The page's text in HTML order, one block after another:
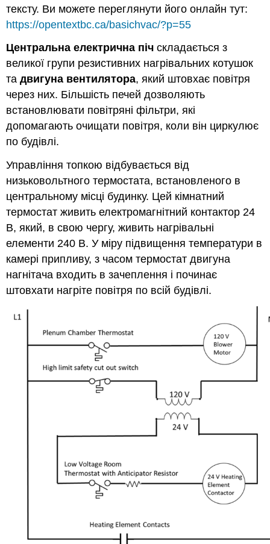
тексту. Ви можете переглянути його онлайн тут:
https://opentextbc.ca/basichvac/?p=55
Центральна електрична піч складається з
великої групи резистивних нагрівальних котушок
тадвигуна вентилятора, який штовхає повітря
через них. Більшість печей дозволяють
встановлювати повітряні фільтри, які
допомагають очищати повітря, коли він циркулює
по будівлі.
Управління топкою відбувається від
низьковольтного термостата, встановленого в
центральному місці будинку. Цей кімнатний
термостат живить електромагнітний контактор 24
В, який, в свою чергу, живить нагрівальні
елементи 240 В. У міру підвищення температури в
камері припливу, з часом термостат двигуна
нагнітача входить в зачеплення і починає
штовхати нагріте повітря по всій будівлі.